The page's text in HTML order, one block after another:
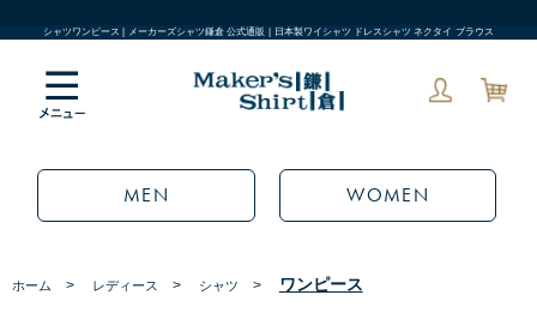
シャツワンピース | メーカーズシャツ鎌倉 公式通販 | 日本製ワイシャツ ドレスシャツ ネクタイ ブラウス
MEN WOMEN
ホーム > レディース > シャツ > ワンピース